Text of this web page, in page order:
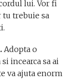
lui. Vor fi
trebuie sa
Adopta o
incearca sa ai
va ajuta enorm